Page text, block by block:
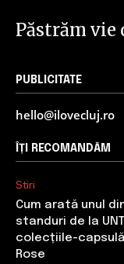
Păstrăm vie
PUBLICITATE
hello@ilovecluj.ro
ÎȚI RECOMANDĂM
Stiri
Cum arată unul
standuri de la
colecțiile-capsulă
Rose